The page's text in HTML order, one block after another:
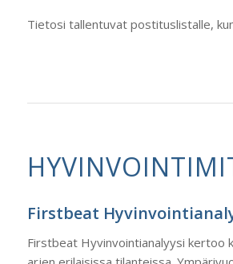
Tietosi tallentuvat postituslistalle,
Firstbeat
Firstbeat Hyvinvointianalyysi kertoo